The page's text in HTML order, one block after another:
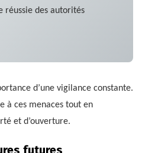
réussie des autorités
d’une vigilance constante.
à ces menaces tout en
et d’ouverture.